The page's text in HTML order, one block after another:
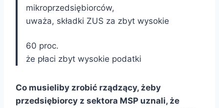
mikroprzedsiębiorców,
uważa, składki ZUS za zbyt wysokie
60 proc.
że płaci zbyt wysokie podatki
Co musieliby zrobić rządzący, żeby
przedsiębiorcy z sektora MSP uznali, że